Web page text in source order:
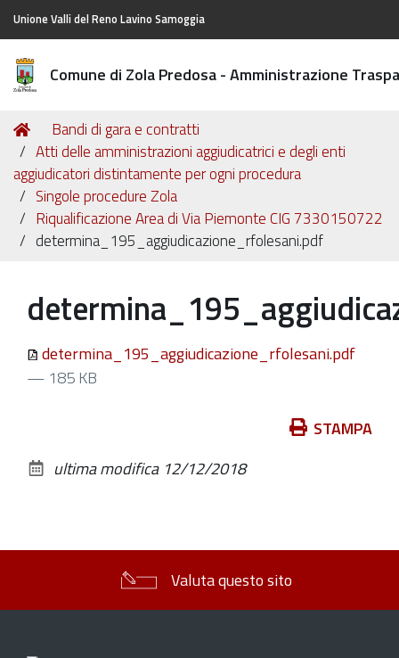
Unione Valli del Reno Lavino Samoggia
Comune di Zola Predosa - Amministrazione
Tu
sei
qui:
Home
Bandi di gara e contratti
Atti delle amministrazioni aggiudicatrici e degli enti
aggiudicatori distintamente per ogni procedura
Singole procedure Zola
Riqualificazione Area di Via Piemonte CIG 7330150722
determina_195_aggiudicazione_rfolesani.pdf
determina_195_aggiudicazione_rfolesani.pdf
— 185 KB
documento
STAMPA
ultima modifica 12/12/2018
Valuta questo sito